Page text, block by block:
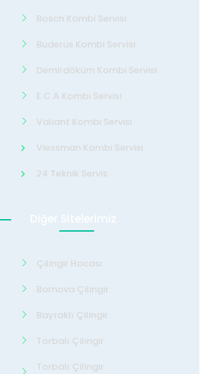
Bosch Kombi Servisi
Buderus Kombi Servisi
Demirdöküm Kombi Servisi
E.C.A Kombi Servisi
Valiant Kombi Servisi
Viessman Kombi Servisi
24 Teknik Servis
Diğer Sitelerimiz
Çilingir Hocası
Bornova Çilingir
Bayraklı Çilingir
Torbalı Çilingir
Torbalı Çilingir